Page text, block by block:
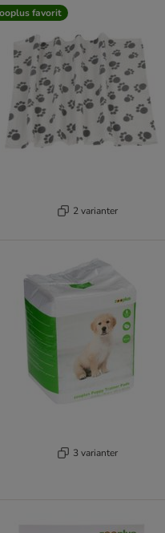
favorit
2 varianter
3 varianter